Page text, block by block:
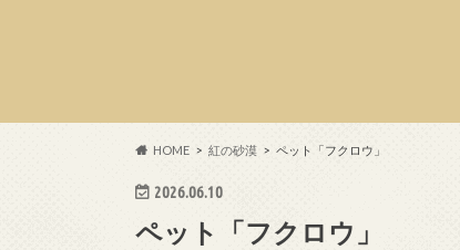
HOME 紅の砂漠 ペット「フクロウ」
2026.06.10
ペット「フクロウ」